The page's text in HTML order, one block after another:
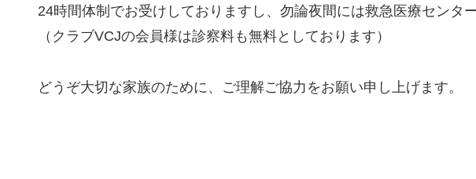
24時間体制でお受けしておりますし、勿論夜間には救急医療センタ
（クラブVCJの会員様は診察料も無料としております）
どうぞ大切な家族のために、ご理解ご協力をお願い申し上げます。